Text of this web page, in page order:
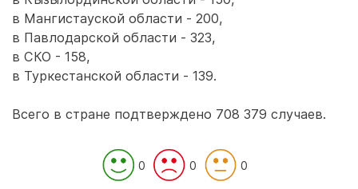
в Мангистауской области - 200,
в Павлодарской области - 323,
в СКО - 158,
в Туркестанской области - 139.
Всего в стране подтверждено 708 379 случаев.
0 0 0